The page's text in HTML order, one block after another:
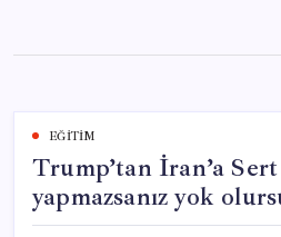
content
EĞITIM
Trump’tan İran’a Sert
yapmazsanız yok